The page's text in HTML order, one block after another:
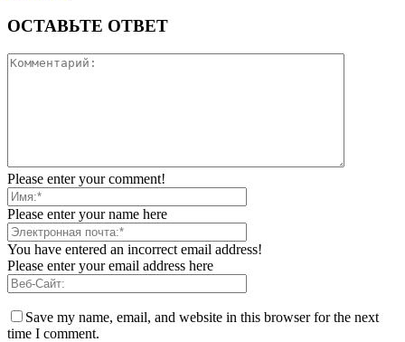
ОСТАВЬТЕ ОТВЕТ
Please enter your comment!
Please enter your name here
You have entered an incorrect email address!
Please enter your email address here
Save my name, email, and website in this browser for the next
time I comment.